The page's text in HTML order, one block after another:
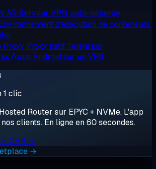
AS Serveur VPN auto-hébergé
d'exécution de conteneurs,
Proxy Proxy natif Telegram
Apps Android sur un VPS
1 clic
Router sur EPYC + NVMe. L'app
clients. En ligne en 60 secondes.
CHR →
→